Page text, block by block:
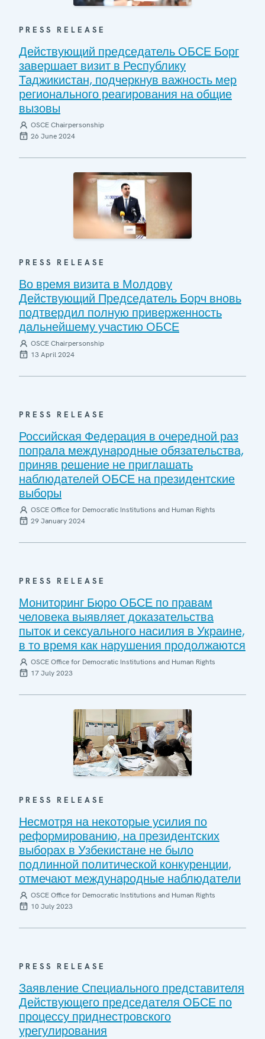
PRESS RELEASE
Действующий председатель ОБСЕ Борг
завершает визит в Республику
Таджикистан, подчеркнув важность мер
регионального реагирования на общие
вызовы
OSCE Chairpersonship
26 June 2024
PRESS RELEASE
Во время визита в Молдову
Действующий Председатель Борч вновь
подтвердил полную приверженность
дальнейшему участию ОБСЕ
OSCE Chairpersonship
13 April 2024
PRESS RELEASE
Российская Федерация в очередной раз
попрала международные обязательства,
приняв решение не приглашать
наблюдателей ОБСЕ на президентские
выборы
OSCE Office for Democratic Institutions and Human Rights
29 January 2024
PRESS RELEASE
Мониторинг Бюро ОБСЕ по правам
человека выявляет доказательства
пыток и сексуального насилия в Украине,
в то время как нарушения продолжаются
OSCE Office for Democratic Institutions and Human Rights
17 July 2023
PRESS RELEASE
Несмотря на некоторые усилия по
реформированию, на президентских
выборах в Узбекистане не было
подлинной политической конкуренции,
отмечают международные наблюдатели
OSCE Office for Democratic Institutions and Human Rights
10 July 2023
PRESS RELEASE
Заявление Специального представителя
Действующего председателя ОБСЕ по
процессу приднестровского
урегулирования